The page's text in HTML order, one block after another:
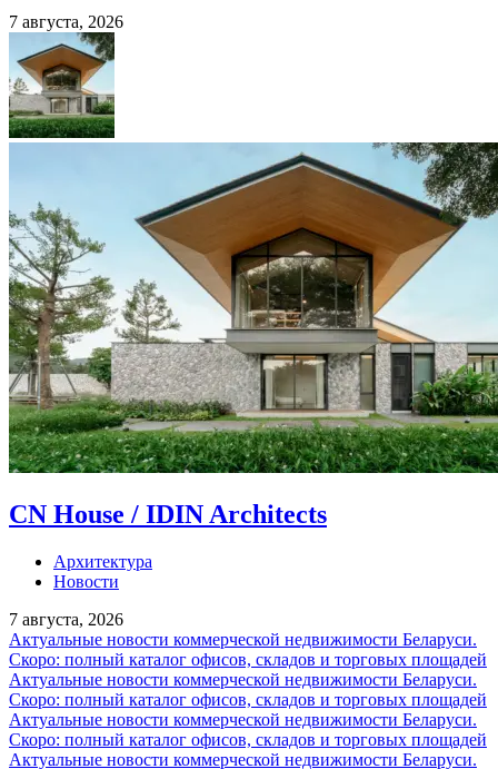
7 августа, 2026
CN House / IDIN Architects
Архитектура
Новости
7 августа, 2026
Актуальные новости коммерческой недвижимости Беларуси.
Скоро: полный каталог офисов, складов и торговых площадей
Актуальные новости коммерческой недвижимости Беларуси.
Скоро: полный каталог офисов, складов и торговых площадей
Актуальные новости коммерческой недвижимости Беларуси.
Скоро: полный каталог офисов, складов и торговых площадей
Актуальные новости коммерческой недвижимости Беларуси.